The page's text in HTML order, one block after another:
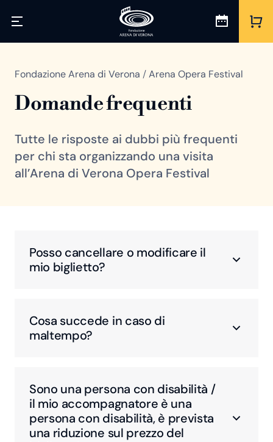
Fondazione Arena di Verona /Arena Opera Festival
Domande frequenti
Tutte le risposte ai dubbi più frequenti
per chi sta organizzando una visita
all’Arena di Verona Opera Festival
Posso cancellare o modificare il
mio biglietto?
Cosa succede in caso di
maltempo?
Sono una persona con disabilità /
il mio accompagnatore è una
persona con disabilità, è prevista
una riduzione sul prezzo del